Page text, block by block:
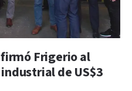
Frigerio al
de US$3